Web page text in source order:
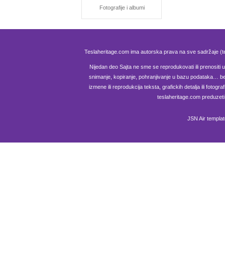
Fotografije i albumi
Teslaheritage.com ima autorska prava na sve sadržaje
Nijedan deo Sajta ne sme se reprodukovati ili prenositi
snimanje, kopiranje, pohranjivanje u bazu podataka…
izmene ili reprodukcija teksta, grafickih detalja ili
teslaheritage.com
JSN Air